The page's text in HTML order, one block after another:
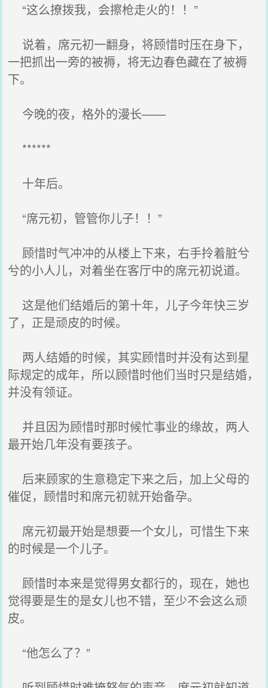
“这么撩拨我，会擦枪走火的！！”
说着，席元初一翻身，将顾惜时压在身下，
一把抓出一旁的被褥，将无边春色藏在了被褥
下。
今晚的夜，格外的漫长——
******
十年后。
“席元初，管管你儿子！！”
顾惜时气冲冲的从楼上下来，右手拎着脏兮
兮的小人儿，对着坐在客厅中的席元初说道。
这是他们结婚后的第十年，儿子今年快三岁
了，正是顽皮的时候。
两人结婚的时候，其实顾惜时并没有达到星
际规定的成年，所以顾惜时他们当时只是结婚，
并没有领证。
并且因为顾惜时那时候忙事业的缘故，两人
最开始几年没有要孩子。
后来顾家的生意稳定下来之后，加上父母的
催促，顾惜时和席元初就开始备孕。
席元初最开始是想要一个女儿，可惜生下来
的时候是一个儿子。
顾惜时本来是觉得男女都行的，现在，她也
觉得要是生的是女儿也不错，至少不会这么顽
皮。
“他怎么了？”